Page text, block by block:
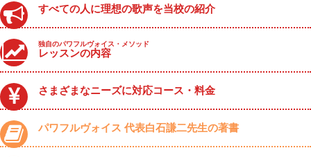
すべての人に理想の歌声を当校の紹介
独自のパワフルヴォイス・メソッド
レッスンの内容
さまざまなニーズに対応コース・料金
パワフルヴォイス 代表白石謙二先生の著書